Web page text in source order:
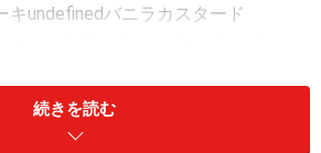
カップケーキ（バニラ&カスター
「カップケーキ（ブルーベリー＆ブ
続きを読む